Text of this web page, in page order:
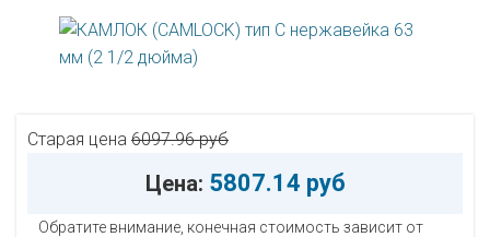
Старая цена 6097.96 руб
Цена: 5807.14 руб
Обратите внимание, конечная стоимость зависит от